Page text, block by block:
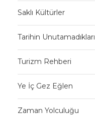
Saklı Kültürler
Tarihin Unutamadıkları
Turizm Rehberi
Ye İç Gez Eğlen
Zaman Yolculuğu